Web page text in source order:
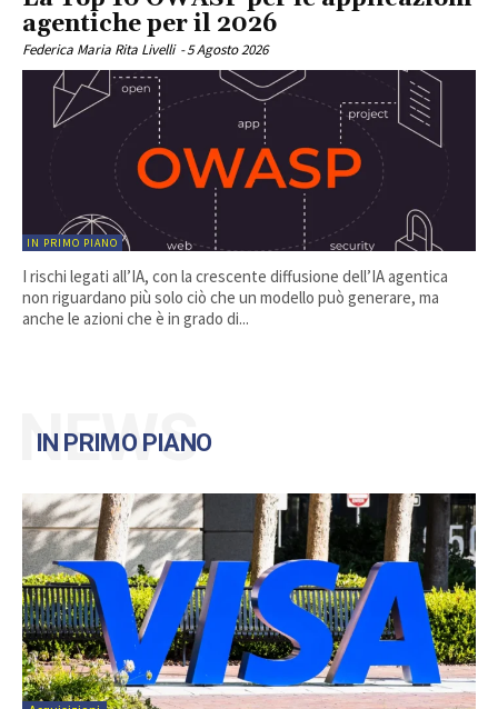
agentiche per il 2026
Federica Maria Rita Livelli -5 Agosto 2026
IN PRIMO PIANO
I rischi legati all’IA, con la crescente diffusione dell’IA agentica
non riguardano più solo ciò che un modello può generare, ma
anche le azioni che è in grado di...
IN PRIMO PIANO
NEWS